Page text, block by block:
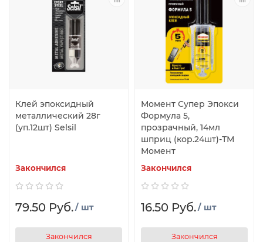
Клей эпоксидный
металлический 28г
(уп.12шт) Selsil
Закончился
79.50 Руб./ шт
Закончился
Момент Супер Эпокси
Формула 5,
прозрачный, 14мл
шприц (кор.24шт)-ТМ
Момент
Закончился
16.50 Руб./ шт
Закончился